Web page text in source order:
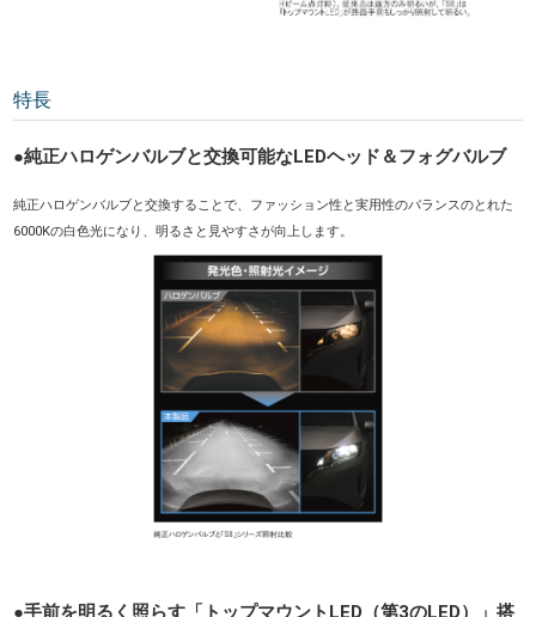
特長
●純正ハロゲンバルブと交換可能なLEDヘッド＆フォグバルブ
純正ハロゲンバルブと交換することで、ファッション性と実用性のバランスのとれた
6000Kの白色光になり、明るさと見やすさが向上します。
●手前を明るく照らす「トップマウントLED（第3のLED）」搭